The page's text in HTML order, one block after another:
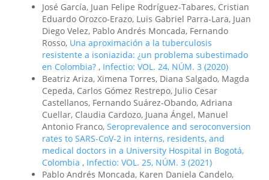
José García, Juan Felipe Rodríguez-Tabares, Cristian
Eduardo Orozco-Erazo, Luis Gabriel Parra-Lara, Juan
Diego Velez, Pablo Andrés Moncada, Fernando
Rosso, Una aproximación a la tuberculosis
resistente a isoniazida: ¿un problema subestimado
en Colombia? , Infectio: VOL. 24, NÚM. 3 (2020)
Beatriz Ariza, Ximena Torres, Diana Salgado, Magda
Cepeda, Carlos Gómez Restrepo, Julio Cesar
Castellanos, Fernando Suárez-Obando, Adriana
Cuellar, Claudia Cardozo, Juana Ángel, Manuel
Antonio Franco, Seroprevalence and seroconversion
rates to SARS-CoV-2 in interns, residents, and
medical doctors in a University Hospital in Bogotá,
Colombia , Infectio: VOL. 25, NÚM. 3 (2021)
Pablo Andrés Moncada, Karen Daniela Candelo,